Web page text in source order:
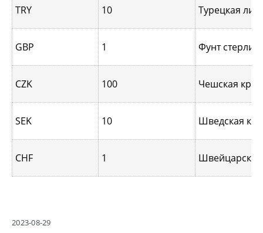
TRY 10 Турецкая
GBP 1 Фунт
CZK 100 Чешская
SEK 10 Шведская
CHF 1
2023-08-29